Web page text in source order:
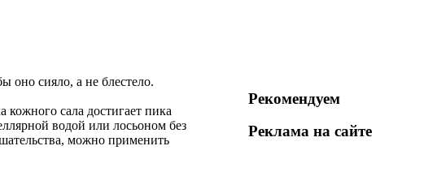
оно сияло, а не блестело.
сала достигает пика
водой или лосьоном без
можно применить
Рекомендуем
Реклама на сайте